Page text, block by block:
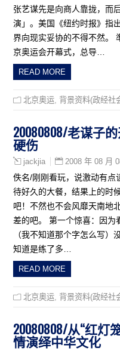
张艺谋先是向商人靠拢，而
演」。美国《纽约时报》指
界向现实妥协的不得不然。
京奥运会开幕式，总导…
READ MORE
北京奥运 背景资料(政经社
20080808/老谋子
硬伤
jackjia 2008 年 08 月
佚名/刚刚看玩，说激动有点
待好久的大餐，结果上的时
吧！不然也不会风靡天南地
差的吧。 第一个惊喜：因为
（我不知道那个字怎么写
知道是练了多…
READ MORE
北京奥运 背景资料(政经社
20080808/从“红灯
情演绎中华文化